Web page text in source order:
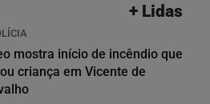
+ Lidas
mostra início de incêndio que
criança em Vicente de